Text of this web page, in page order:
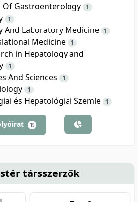
Of Gastroenterology 1
1
And Laboratory Medicine 1
Medicine 1
in Hepatology and
1
And Sciences 1
1
és Hepatológiai Szemle 1
19
társszerzők